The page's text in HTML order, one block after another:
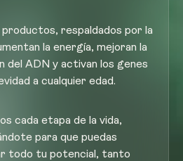
respaldados por la
la energía, mejoran la
del ADN y activan los genes
a cualquier edad.
cada etapa de la vida,
para que puedas
todo tu potencial, tanto